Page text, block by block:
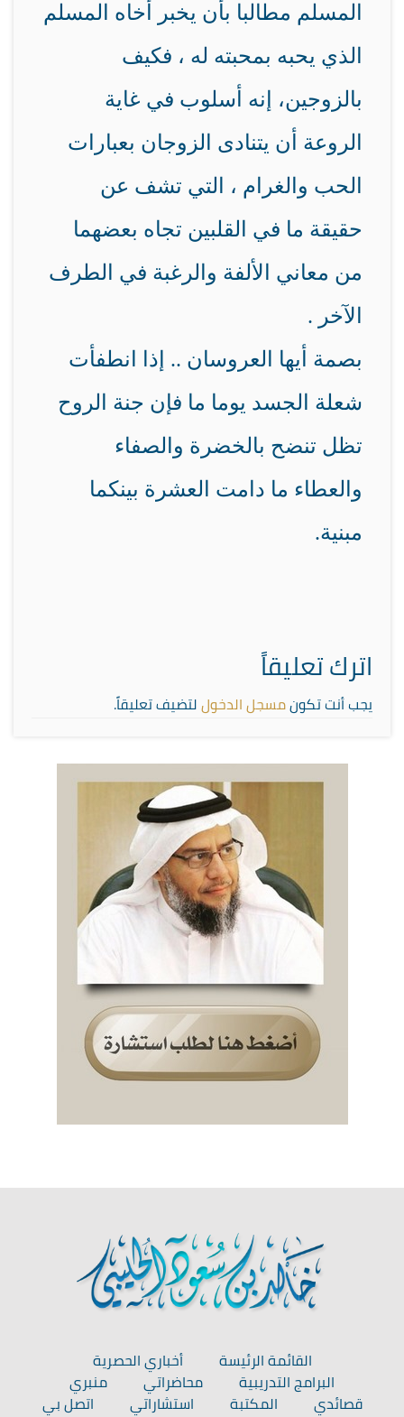
المسلم مطالبا بأن يخبر أخاه المسلم
الذي يحبه بمحبته له ، فكيف
بالزوجين، إنه أسلوب في غاية
الروعة أن يتنادى الزوجان بعبارات
الحب والغرام ، التي تشف عن
حقيقة ما في القلبين تجاه بعضهما
من معاني الألفة والرغبة في الطرف
الآخر .
بصمة أيها العروسان .. إذا انطفأت
شعلة الجسد يوما ما فإن جنة الروح
تظل تنضح بالخضرة والصفاء
والعطاء ما دامت العشرة بينكما
مبنية.
اترك تعليقاً
يجب أنت تكونمسجل الدخوللتضيف تعليقاً.
القائمة الرئيسة
أخباري الحصرية
البرامج التدريبية
محاضراتي
منبري
قصائدي
المكتبة استشاراتي اتصل بي